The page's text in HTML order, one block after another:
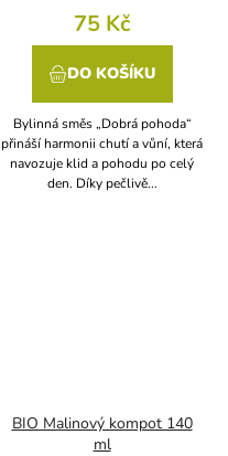
75 Kč
DO KOŠÍKU
Bylinná směs „Dobrá pohoda“
přináší harmonii chutí a vůní, která
navozuje klid a pohodu po celý
den. Díky pečlivě...
BIO Malinový kompot 140
ml